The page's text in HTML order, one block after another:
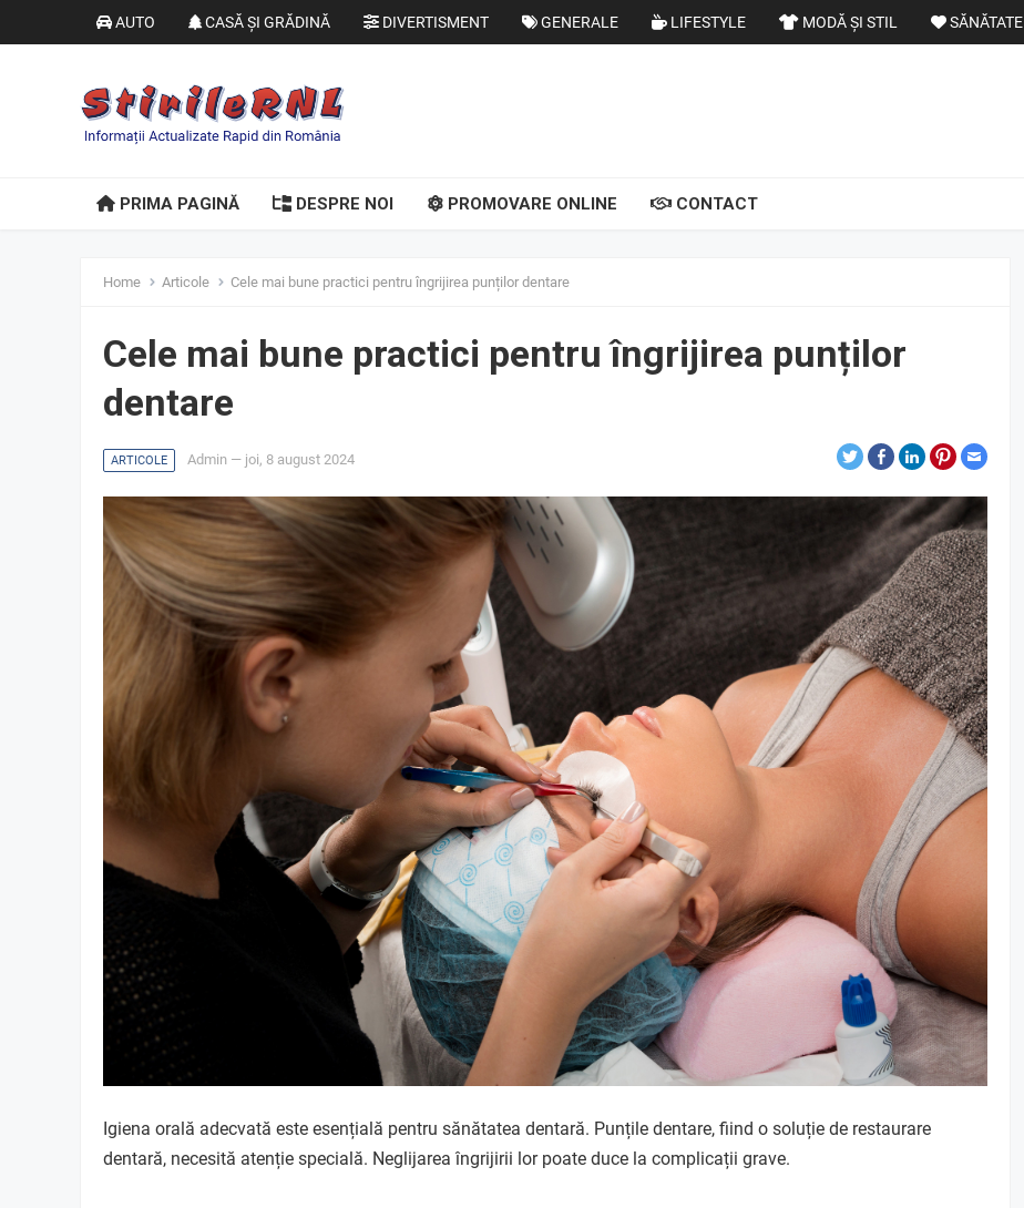
AUTO CASĂ ȘI GRĂDINĂ DIVERTISMENT GENERALE LIFESTYLE MODĂ ȘI STIL SĂNĂTATE
PRIMA PAGINĂ DESPRE NOI PROMOVARE ONLINE CONTACT
Home Articole Cele mai bune practici pentru îngrijirea punților dentare
Cele mai bune practici pentru îngrijirea punților
dentare
ARTICOLE Admin — joi, 8 august 2024
Igiena orală adecvată este esențială pentru sănătatea dentară. Punțile dentare, fiind o soluție de restaurare
dentară, necesită atenție specială. Neglijarea îngrijirii lor poate duce la complicații grave.